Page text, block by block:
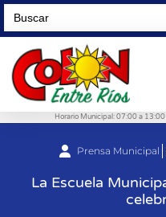
Search
for:
Horario Municipal: 07:00 a
Prensa Municipal
La Escuela